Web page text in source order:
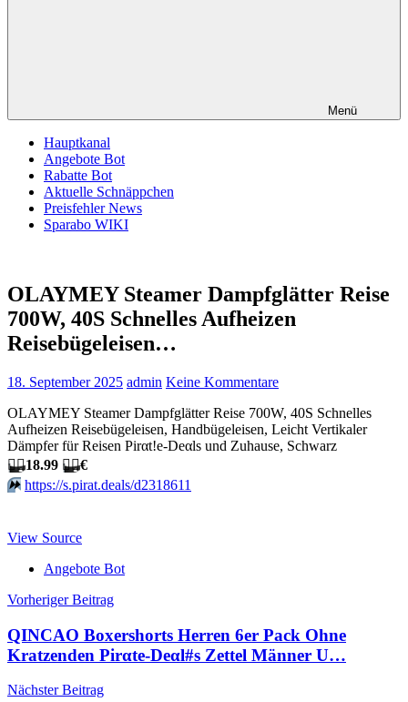
Menü
Hauptkanal
Angebote Bot
Rabatte Bot
Aktuelle Schnäppchen
Preisfehler News
Sparabo WIKI
OLAYMEY Steamer Dampfglätter Reise
700W, 40S Schnelles Aufheizen
Reisebügeleisen…
18. September 2025 admin Keine Kommentare
OLAYMEY Steamer Dampfglätter Reise 700W, 40S Schnelles
Aufheizen Reisebügeleisen, Handbügeleisen, Leicht Vertikaler
Dämpfer für Reisen Pirαt!е-Dеαls und Zuhause, Schwarz
🏴‍☠️18.99 🏴‍☠️€
⏩️ https://s.pirat.deals/d2318611
View Source
Angebote Bot
Beitragsnavigation
Vorheriger Beitrag
QINCAO Boxershorts Herren 6er Pack Ohne
Kratzenden Pirαtе-Dеαl#s Zettel Männer U…
Nächster Beitrag